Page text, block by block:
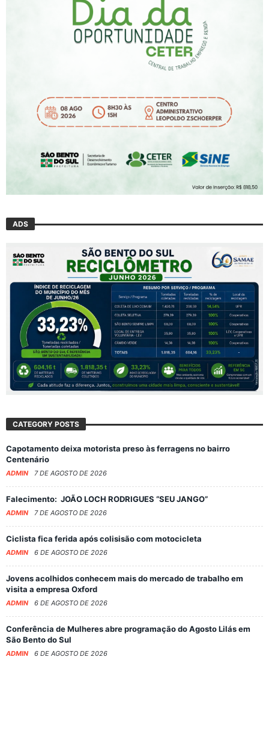
ADS
CATEGORY POSTS
Capotamento deixa motorista preso às ferragens no bairro
Centenário
ADMIN 7 DE AGOSTO DE 2026
Falecimento: JOÃO LOCH RODRIGUES “SEU JANGO”
ADMIN 7 DE AGOSTO DE 2026
Ciclista fica ferida após colisisão com motocicleta
ADMIN 6 DE AGOSTO DE 2026
Jovens acolhidos conhecem mais do mercado de trabalho em
visita a empresa Oxford
ADMIN 6 DE AGOSTO DE 2026
Conferência de Mulheres abre programação do Agosto Lilás em
São Bento do Sul
ADMIN 6 DE AGOSTO DE 2026